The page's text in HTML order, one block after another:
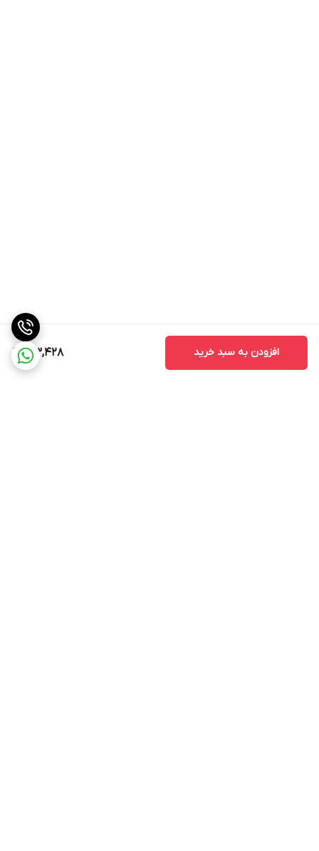
123,428 افزودن به سبد خرید